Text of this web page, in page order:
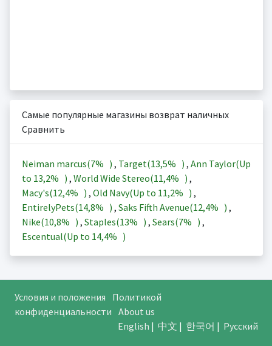
Самые популярные магазины возврат наличных
Сравнить
Neiman marcus(7% ) , Target(13,5% ) , Ann Taylor(Up
to 13,2% ) , World Wide Stereo(11,4% ) ,
Macy's(12,4% ) , Old Navy(Up to 11,2% ) ,
EntirelyPets(14,8% ) , Saks Fifth Avenue(12,4% ) ,
Nike(10,8% ) , Staples(13% ) , Sears(7% ) ,
Escentual(Up to 14,4% )
Условия и положения
Политикой
конфиденциальности About us
English | 中文 | 한국어 | Русский